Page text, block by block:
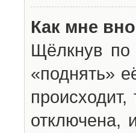
Как мне
Щёлкнув
«поднять»
отключена,